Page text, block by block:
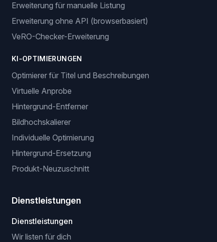
Erweiterung für manuelle Listung
Erweiterung ohne API (browserbasiert)
VeRO-Checker-Erweiterung
KI-OPTIMIERUNGEN
Optimierer für Titel und Beschreibungen
Virtuelle Anprobe
Hintergrund-Entferner
Bildhochskalierer
Individuelle Optimierung
Hintergrund-Ersetzung
Produkt-Neuzuschnitt
Dienstleistungen
Dienstleistungen
Wir listen für dich